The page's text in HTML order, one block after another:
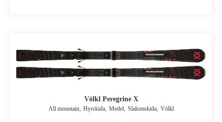
Völkl Peregrine X
All mountain, Hyrskida, Medel, Slalomskida, Völkl